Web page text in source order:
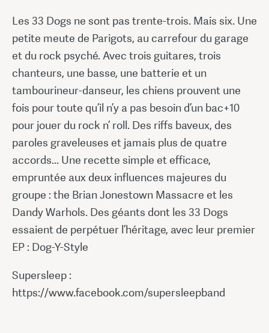
Les 33 Dogs ne sont pas trente-trois. Mais six. Une
petite meute de Parigots, au carrefour du garage
et du rock psyché. Avec trois guitares, trois
chanteurs, une basse, une batterie et un
tambourineur-danseur, les chiens prouvent une
fois pour toute qu’il n’y a pas besoin d’un bac+10
pour jouer du rock n’ roll. Des riffs baveux, des
paroles graveleuses et jamais plus de quatre
accords... Une recette simple et efficace,
empruntée aux deux influences majeures du
groupe : the Brian Jonestown Massacre et les
Dandy Warhols. Des géants dont les 33 Dogs
essaient de perpétuer l’héritage, avec leur premier
EP : Dog-Y-Style
Supersleep :
https://www.facebook.com/supersleepband